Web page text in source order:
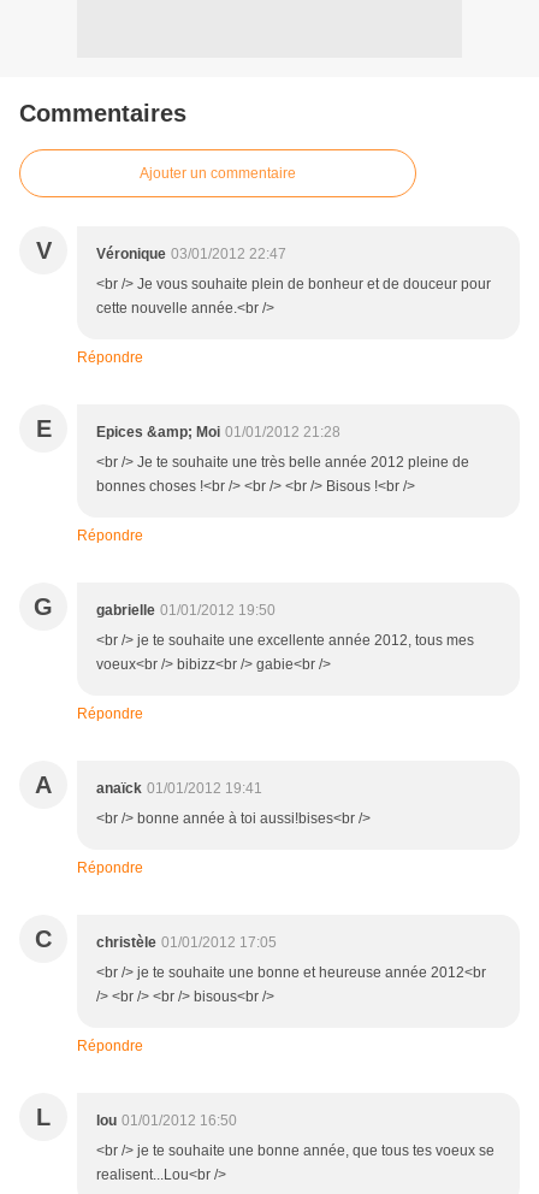
Commentaires
Ajouter un commentaire
V Véronique 03/01/2012 22:47
<br /> Je vous souhaite plein de bonheur et de douceur pour
cette nouvelle année.<br />
Répondre
E Epices &amp; Moi 01/01/2012 21:28
<br /> Je te souhaite une très belle année 2012 pleine de
bonnes choses !<br /> <br /> <br /> Bisous !<br />
Répondre
G gabrielle 01/01/2012 19:50
<br /> je te souhaite une excellente année 2012, tous mes
voeux<br /> bibizz<br /> gabie<br />
Répondre
A anaïck 01/01/2012 19:41
<br /> bonne année à toi aussi!bises<br />
Répondre
C christèle 01/01/2012 17:05
<br /> je te souhaite une bonne et heureuse année 2012<br
/> <br /> <br /> bisous<br />
Répondre
L lou 01/01/2012 16:50
<br /> je te souhaite une bonne année, que tous tes voeux se
realisent...Lou<br />